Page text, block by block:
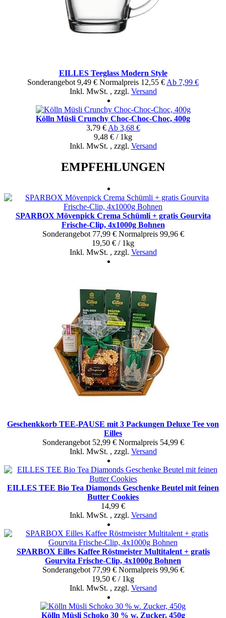
EILLES Teeglass Modern Style
Sonderangebot 9,49 € Normal­preis 12,55 € Ab 7,99 €
Inkl. MwSt. , zzgl. Versand
Kölln Müsli Crunchy Choc-Choc-Choc, 400g
3,79 € Ab 3,68 €
9,48 € / 1kg
Inkl. MwSt. , zzgl. Versand
EMPFEHLUNGEN
SPARBOX Mövenpick Crema Schümli + gratis Gourvita
Frische-Clip, 4x1000g Bohnen
Sonderangebot 77,99 € Normal­preis 99,96 €
19,50 € / 1kg
Inkl. MwSt. , zzgl. Versand
Geschenkkorb TEE-PAUSE mit 3 Packungen Deluxe Tee von
Eilles
Sonderangebot 52,99 € Normal­preis 54,99 €
Inkl. MwSt. , zzgl. Versand
EILLES TEE Bio Tea Diamonds Geschenke Beutel mit feinen
Butter Cookies
14,99 €
Inkl. MwSt. , zzgl. Versand
SPARBOX Eilles Kaffee Röstmeister Multitalent + gratis
Gourvita Frische-Clip, 4x1000g Bohnen
Sonderangebot 77,99 € Normal­preis 99,96 €
19,50 € / 1kg
Inkl. MwSt. , zzgl. Versand
Kölln Müsli Schoko 30 % w. Zucker, 450g